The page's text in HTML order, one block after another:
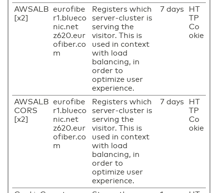
AWSALB
[x2]
eurofibe
r1.blueco
nic.net
z620.eur
ofiber.co
m
Registers which
server-cluster is
serving the
visitor. This is
used in context
with load
balancing, in
order to
optimize user
experience.
7 days
HT
TP
Co
okie
AWSALB
CORS
[x2]
eurofibe
r1.blueco
nic.net
z620.eur
ofiber.co
m
Registers which
server-cluster is
serving the
visitor. This is
used in context
with load
balancing, in
order to
optimize user
experience.
7 days
HT
TP
Co
okie